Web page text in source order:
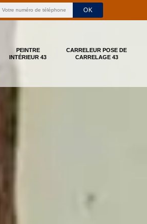
PEINTRE
INTÉRIEUR 43
CARRELEUR POSE DE
CARRELAGE 43